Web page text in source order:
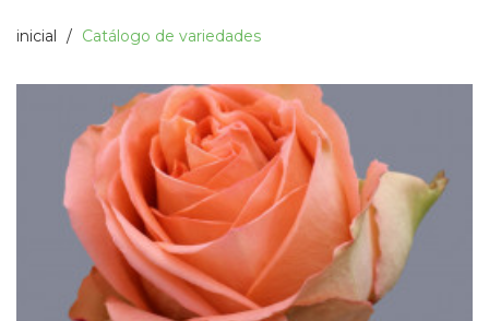
inicial Catálogo de variedades